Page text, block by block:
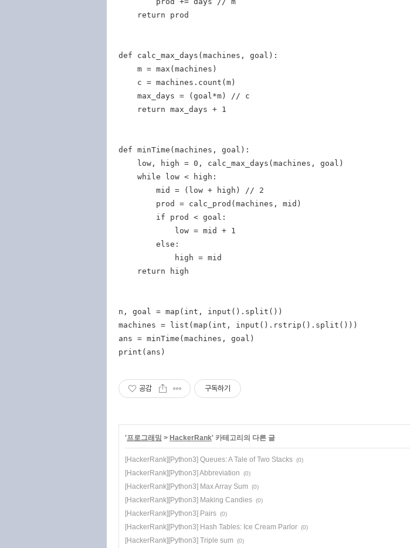
    return prod
def calc_max_days(machines, goal):
    m = max(machines)
    c = machines.count(m)
    max_days = (goal*m) // c
    return max_days + 1
def minTime(machines, goal):
    low, high = 0, calc_max_days(machines, goal)
    while low < high:
        mid = (low + high) // 2
        prod = calc_prod(machines, mid)
        if prod < goal:
            low = mid + 1
        else:
            high = mid
    return high
n, goal = map(int, input().split())
machines = list(map(int, input().rstrip().split()))
ans = minTime(machines, goal)
공감 구독하기
'프로그래밍 > HackerRank' 카테고리의 다른 글
[HackerRank][Python3] Queues: A Tale of Two Stacks (0)
[HackerRank][Python3] Abbreviation (0)
[HackerRank][Python3] Max Array Sum (0)
[HackerRank][Python3] Making Candies (0)
[HackerRank][Python3] Pairs (0)
[HackerRank][Python3] Hash Tables: Ice Cream Parlor (0)
[HackerRank][Python3] Triple sum (0)